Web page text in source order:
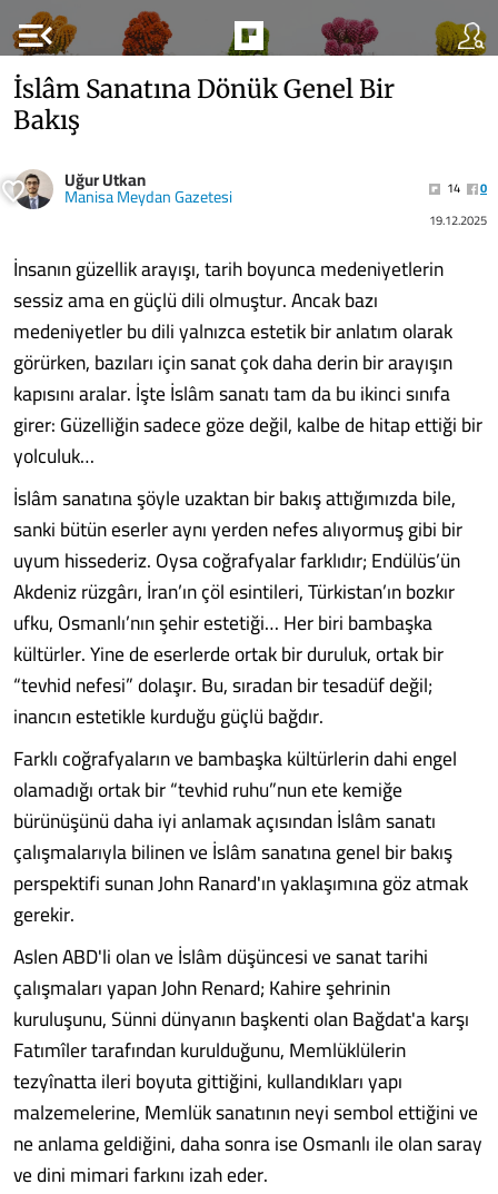
menu_open
İslâm Sanatına Dönük Genel Bir
Bakış
Uğur Utkan
Manisa Meydan Gazetesi 14
0
19.12.2025
İnsanın güzellik arayışı, tarih boyunca medeniyetlerin
sessiz ama en güçlü dili olmuştur. Ancak bazı
medeniyetler bu dili yalnızca estetik bir anlatım olarak
görürken, bazıları için sanat çok daha derin bir arayışın
kapısını aralar. İşte İslâm sanatı tam da bu ikinci sınıfa
girer: Güzelliğin sadece göze değil, kalbe de hitap ettiği bir
yolculuk…
İslâm sanatına şöyle uzaktan bir bakış attığımızda bile,
sanki bütün eserler aynı yerden nefes alıyormuş gibi bir
uyum hissederiz. Oysa coğrafyalar farklıdır; Endülüs’ün
Akdeniz rüzgârı, İran’ın çöl esintileri, Türkistan’ın bozkır
ufku, Osmanlı’nın şehir estetiği… Her biri bambaşka
kültürler. Yine de eserlerde ortak bir duruluk, ortak bir
“tevhid nefesi” dolaşır. Bu, sıradan bir tesadüf değil;
inancın estetikle kurduğu güçlü bağdır.
Farklı coğrafyaların ve bambaşka kültürlerin dahi engel
olamadığı ortak bir “tevhid ruhu”nun ete kemiğe
bürünüşünü daha iyi anlamak açısından İslâm sanatı
çalışmalarıyla bilinen ve İslâm sanatına genel bir bakış
perspektifi sunan John Ranard'ın yaklaşımına göz atmak
gerekir.
Aslen ABD'li olan ve İslâm düşüncesi ve sanat tarihi
çalışmaları yapan John Renard; Kahire şehrinin
kuruluşunu, Sünni dünyanın başkenti olan Bağdat'a karşı
Fatımîler tarafından kurulduğunu, Memlüklülerin
tezyînatta ileri boyuta gittiğini, kullandıkları yapı
malzemelerine, Memlük sanatının neyi sembol ettiğini ve
ne anlama geldiğini, daha sonra ise Osmanlı ile olan saray
ve dini mimari farkını izah eder.